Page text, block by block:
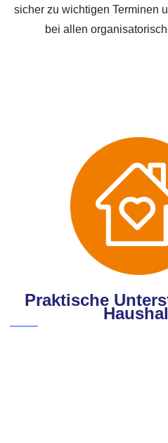
sicher zu wichtigen Terminen
bei allen
Praktische